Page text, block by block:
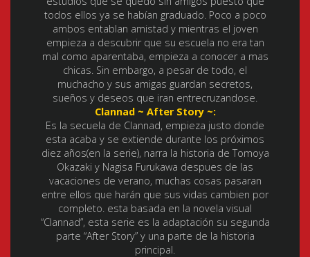
todos ellos ya se habían graduado. Poco a poco
ambos entablan amistad y mientras el joven
empieza a descubrir que su escuela no era tan
mal como aparentaba, empieza a conocer a mas
chicas. Sin embargo, a pesar de todo, el
muchacho y sus amigas guardan secretos,
sueños y deseos que iran entrecruzandose.
Clannad ~ After Story ~:
Es la secuela de Clannad, empieza justo donde
esta acaba y se extiende durante los próximos
diez años(en la serie), narra la historia de Tomoya
Okazaki y Nagisa Furukawa despues de las
vacaciones de verano, muchas cosas pasaran
entre ellos que harán que sus vidas cambien por
completo. esta basada en la novela visual
“Clannad”, esta serie es la adaptación su segunda
parte “After Story” y una parte de la historia
principal.